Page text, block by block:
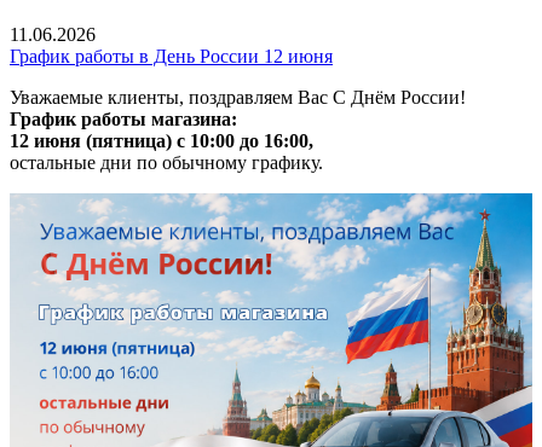
11.06.2026
График работы в День России 12 июня
Уважаемые клиенты, поздравляем Вас С Днём России!
График работы магазина:
12 июня (пятница) с 10:00 до 16:00,
остальные дни по обычному графику.